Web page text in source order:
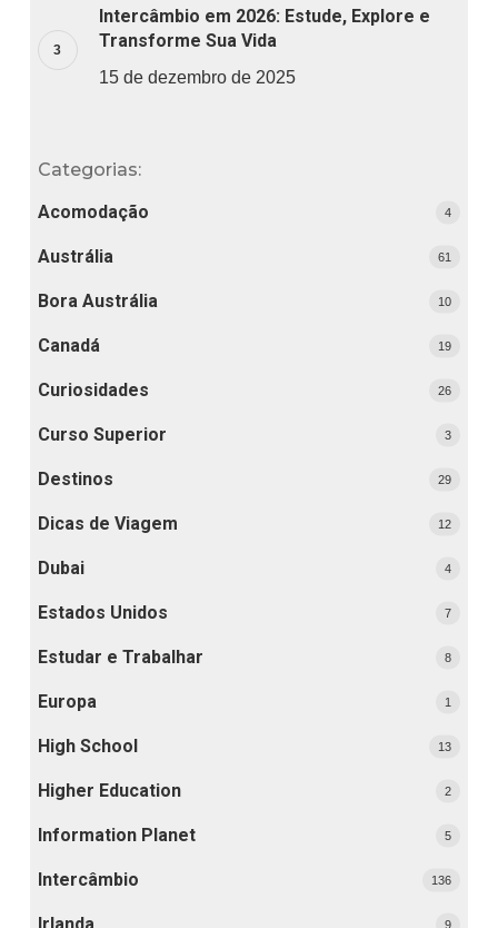
Intercâmbio em 2026: Estude, Explore e
Transforme Sua Vida
15 de dezembro de 2025
Categorias:
Acomodação
4
Austrália 61
Bora Austrália 10
Canadá 19
Curiosidades 26
Curso Superior 3
Destinos 29
Dicas de Viagem 12
Dubai 4
Estados Unidos 7
Estudar e Trabalhar 8
Europa 1
High School 13
Higher Education 2
Information Planet 5
Intercâmbio 136
9